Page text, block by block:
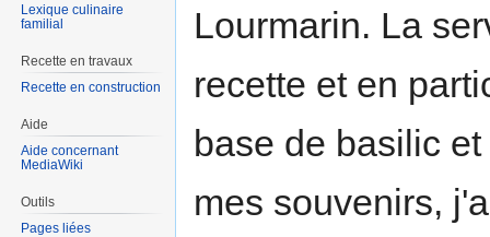
Lourmarin. La
recette et en
base de basilic
mes souvenirs,
Lexique culinaire
familial
Recette en travaux
Recette en construction
Aide
Aide concernant
MediaWiki
Outils
Pages liées